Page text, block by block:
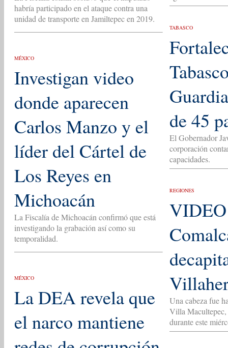
habría participado en el ataque contra una
unidad de transporte en Jamiltepec en 2019.
MÉXICO
Investigan video
donde aparecen
Carlos Manzo y el
líder del Cártel de
Los Reyes en
Michoacán
La Fiscalía de Michoacán confirmó que está
investigando la grabación así como su
temporalidad.
MÉXICO
La DEA revela que
el narco mantiene
TABASCO
de 45
El Gobernador
corporación
capacidades.
REGIONES
VIDEO
Una cabeza fue
Villa Macultepec,
durante este